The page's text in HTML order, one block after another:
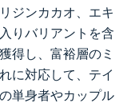
ジンカカオ、エキ
りバリアントを含
得し、富裕層のミ
に対応して、テイ
単身者やカップル